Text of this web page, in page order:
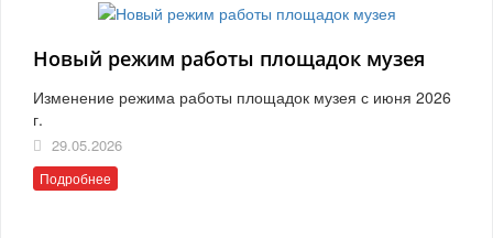
Новый режим работы площадок музея
Изменение режима работы площадок музея с июня 2026
г.
29.05.2026
Подробнее